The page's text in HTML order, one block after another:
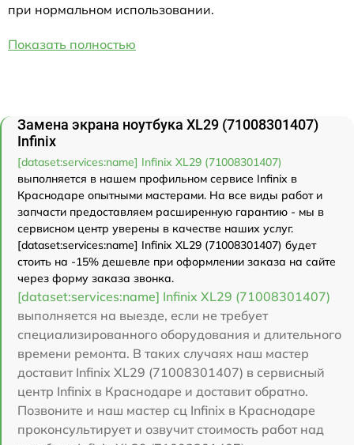
при нормальном использовании.
Показать полностью
Замена экрана ноутбука XL29 (71008301407)
Infinix
[dataset:services:name] Infinix XL29 (71008301407)
выполняется в нашем профильном сервисе Infinix в
Краснодаре опытными мастерами. На все виды работ и
запчасти предоставляем расширенную гарантию - мы в
сервисном центр уверены в качестве наших услуг.
[dataset:services:name] Infinix XL29 (71008301407) будет
стоить на -15% дешевле при оформлении заказа на сайте
через форму заказа звонка.
[dataset:services:name] Infinix XL29 (71008301407)
выполняется на выезде, если не требует
специализированного оборудования и длительного
времени ремонта. В таких случаях наш мастер
доставит Infinix XL29 (71008301407) в сервисный
центр Infinix в Краснодаре и доставит обратно.
Позвоните и наш мастер сц Infinix в Краснодаре
проконсультирует и озвучит стоимость работ над